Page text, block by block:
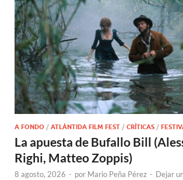
A FONDO / ATLÁNTIDA FILM FEST / CRÍTICAS /
La apuesta de Bufallo Bill
Righi, Matteo Zoppis)
8 agosto, 2026 - por Mario Peña Pérez - Dejar